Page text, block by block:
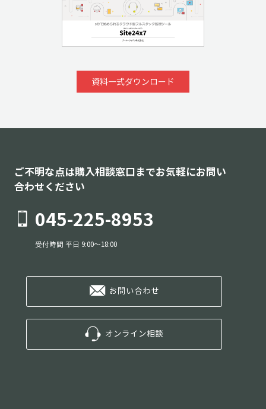
資料一式ダウンロード
ご不明な点は購入相談窓口までお気軽にお問い
合わせください
045-225-8953
受付時間 平日 9:00～18:00
お問い合わせ
オンライン相談